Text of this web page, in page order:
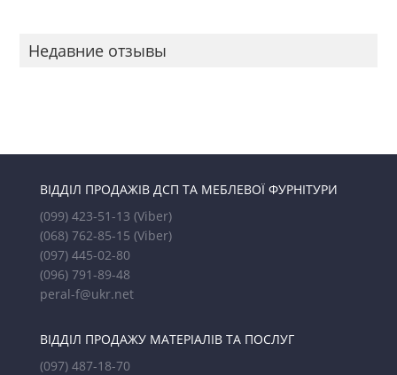
Недавние отзывы
ВІДДІЛ ПРОДАЖІВ ДСП ТА МЕБЛЕВОЇ ФУРНІТУРИ
(099) 423-51-13 (Viber)
(068) 762-85-15 (Viber)
(097) 445-02-80
(096) 791-89-48
peral-f@ukr.net
ВІДДІЛ ПРОДАЖУ МАТЕРІАЛІВ ТА ПОСЛУГ
(097) 487-18-70